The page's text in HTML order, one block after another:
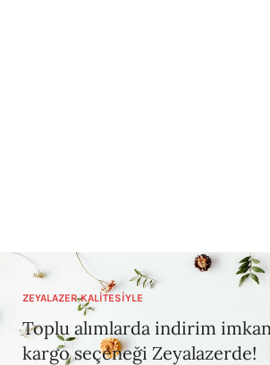
ZEYALAZER KALİTESİYLE
Toplu alımlarda indirim
kargo seçeneği Zeyalazerde!